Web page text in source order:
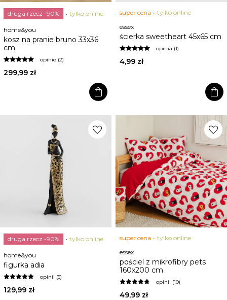
druga rzecz -90% tylko online
home&you
kosz na pranie bruno 33x36
cm
opinie (2)
299,99 zł
shopping_bag
super cena
tylko online
essex
ścierka sweetheart 45x65 cm
opinia (1)
4,99 zł
shopping_bag
favorite
druga rzecz -90% tylko online
home&you
figurka adia
opinii (5)
129,99 zł
favorite
super cena
tylko online
essex
pościel z mikrofibry pets
160x200 cm
opinii (10)
49,99 zł